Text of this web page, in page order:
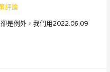
評論
是例外，我們用2022.06.09